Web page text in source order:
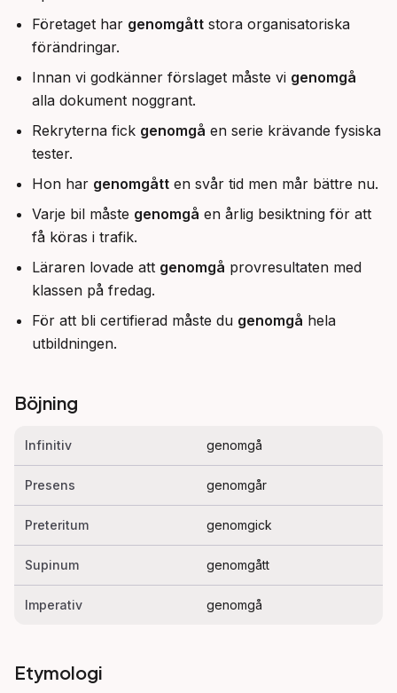
Företaget har genomgått stora organisatoriska
förändringar.
Innan vi godkänner förslaget måste vi genomgå
alla dokument noggrant.
Rekryterna fick genomgå en serie krävande fysiska
tester.
Hon har genomgått en svår tid men mår bättre nu.
Varje bil måste genomgå en årlig besiktning för att
få köras i trafik.
Läraren lovade att genomgå provresultaten med
klassen på fredag.
För att bli certifierad måste du genomgå hela
utbildningen.
Böjning
Infinitiv genomgå
Presens genomgår
Preteritum genomgick
Supinum genomgått
Imperativ genomgå
Etymologi